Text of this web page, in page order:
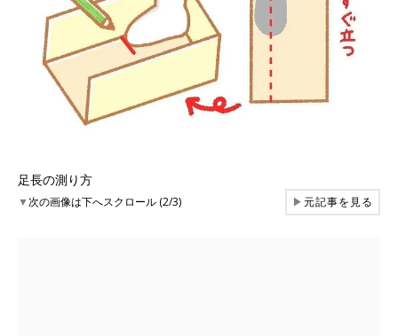
足長の測り方
▼次の画像は下へスクロール (2/3) ▶元記事を見る